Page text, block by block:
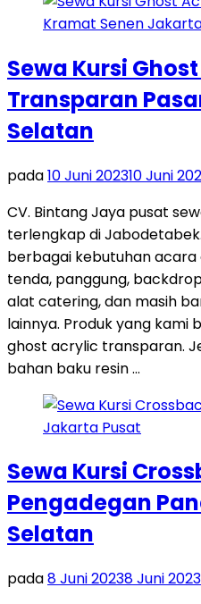
Sewa Kursi
Transparan
Selatan
pada10 Juni 202310 Juni
CV. Bintang Jaya pusat
terlengkap di
berbagai kebutuhan acara
tenda, panggung,
alat catering, dan masih
lainnya. Produk yang kami
ghost acrylic transparan.
bahan baku resin …
Sewa Kursi
Pengadegan
Selatan
pada8 Juni 20238 Juni 2023